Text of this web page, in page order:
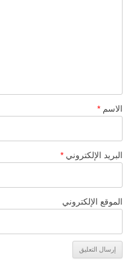
الاسم *
البريد الإلكتروني *
الموقع الإلكتروني